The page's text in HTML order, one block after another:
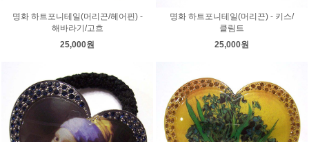
명화 하트포니테일(머리끈/헤어핀) -
해바라기/고흐
25,000원
명화 하트포니테일(머리끈) - 키스/
클림트
25,000원